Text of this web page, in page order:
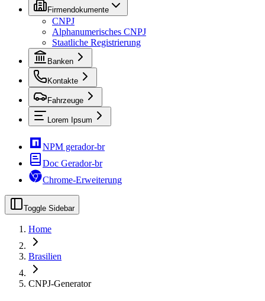
Firmendokumente
CNPJ
Alphanumerisches CNPJ
Staatliche Registrierung
Banken
Kontakte
Fahrzeuge
Lorem Ipsum
NPM gerador-br
Doc Gerador-br
Chrome-Erweiterung
Toggle Sidebar
Home
Brasilien
CNPJ-Generator